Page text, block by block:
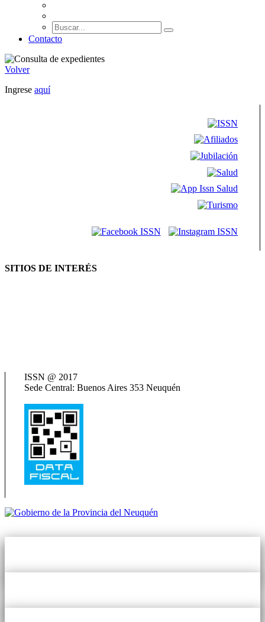
Contacto
Volver
Ingrese aquí
SITIOS DE INTERÉS
ISSN @ 2017
Sede Central: Buenos Aires 353 Neuquén